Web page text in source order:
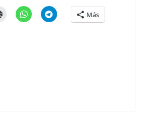
Más